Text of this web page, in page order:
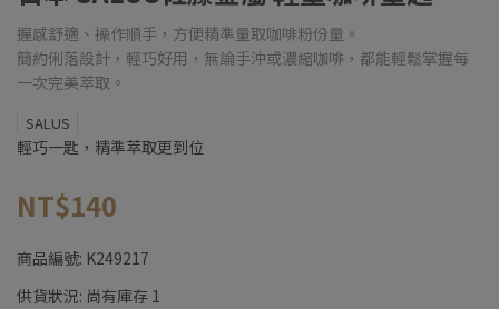
握感舒適、操作順手，方便精準量取咖啡粉份量。
簡約俐落設計，輕巧好用，無論手沖或濃縮咖啡，都能輕鬆掌握每
一次完美萃取。
SALUS
輕巧一匙，精準萃取更到位
NT$140
商品編號: K249217
供貨狀況: 尚有庫存 1